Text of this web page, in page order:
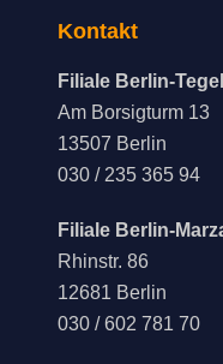
Kontakt
Filiale Berlin-Tegel
Am Borsigturm 13
13507 Berlin
030 / 235 365 94
Filiale Berlin-
Rhinstr. 86
12681 Berlin
030 / 602 781 70